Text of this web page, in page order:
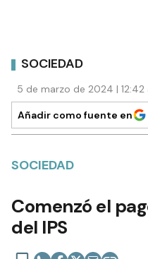
SOCIEDAD
5 de marzo de 2024 |
Añadir como fuente en
SOCIEDAD
Comenzó el
del IPS